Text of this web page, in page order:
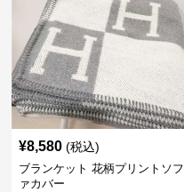
¥8,580 (税込)
ブランケット 花柄プリントソフ
ァカバー